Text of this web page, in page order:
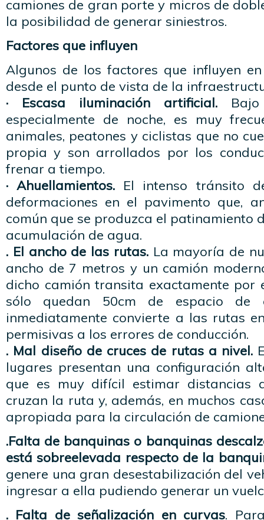
camiones de gran porte y micros de
la posibilidad de generar siniestros.
Factores que influyen
Algunos de los factores que influyen
desde el punto de vista de la
· Escasa iluminación artificial. Bajo
especialmente de noche, es muy
animales, peatones y ciclistas que no
propia y son arrollados por los
frenar a tiempo.
· Ahuellamientos. El intenso tránsito
deformaciones en el pavimento que,
común que se produzca el patinamiento
acumulación de agua.
. El ancho de las rutas.La mayoría de
ancho de 7 metros y un camión
dicho camión transita exactamente por
sólo quedan 50cm de espacio
inmediatamente convierte a las rutas
permisivas a los errores de conducción.
. Mal diseño de cruces de rutas a nivel.
lugares presentan una configuración
que es muy difícil estimar distancias
cruzan la ruta y, además, en muchos
apropiada para la circulación de
.Falta de banquinas o banquinas
está sobreelevada respecto de la
genere una gran desestabilización del
ingresar a ella pudiendo generar un
. Falta de señalización en curvas.